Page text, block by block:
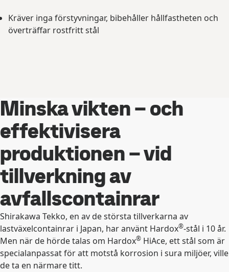
Kräver inga förstyvningar, bibehåller hållfastheten och
överträffar rostfritt stål
Minska vikten – och
effektivisera
produktionen – vid
tillverkning av
avfallscontainrar
Shirakawa Tekko, en av de största tillverkarna av
lastväxelcontainrar i Japan, har använt Hardox®-stål i 10 år.
Men när de hörde talas om Hardox® HiAce, ett stål som är
specialanpassat för att motstå korrosion i sura miljöer, ville
de ta en närmare titt.